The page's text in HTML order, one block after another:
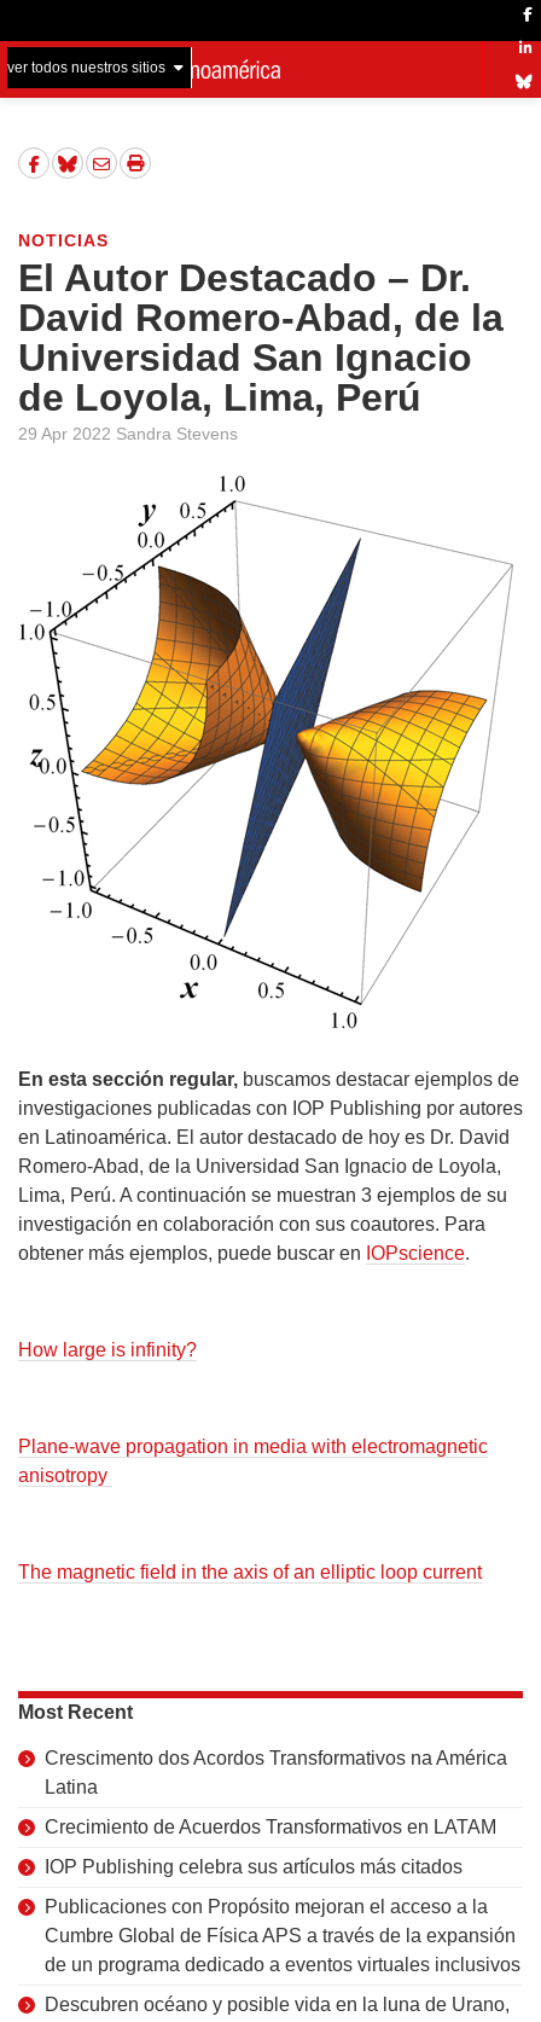
ver todos nuestros sitios
NOTICIAS
El Autor Destacado – Dr.
David Romero-Abad, de la
Universidad San Ignacio
de Loyola, Lima, Perú
29 Apr 2022 Sandra Stevens
En esta sección regular, buscamos destacar ejemplos de
investigaciones publicadas con IOP Publishing por autores
en Latinoamérica. El autor destacado de hoy es Dr. David
Romero-Abad, de la Universidad San Ignacio de Loyola,
Lima, Perú. A continuación se muestran 3 ejemplos de su
investigación en colaboración con sus coautores. Para
obtener más ejemplos, puede buscar en IOPscience.
How large is infinity?
Plane-wave propagation in media with electromagnetic
anisotropy
The magnetic field in the axis of an elliptic loop current
Most Recent
Crescimento dos Acordos Transformativos na América
Latina
Crecimiento de Acuerdos Transformativos en LATAM
IOP Publishing celebra sus artículos más citados
Publicaciones con Propósito mejoran el acceso a la
Cumbre Global de Física APS a través de la expansión
de un programa dedicado a eventos virtuales inclusivos
Descubren océano y posible vida en la luna de Urano,